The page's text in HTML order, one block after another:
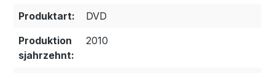
Produktart:
DVD
Produktion
sjahrzehnt:
2010